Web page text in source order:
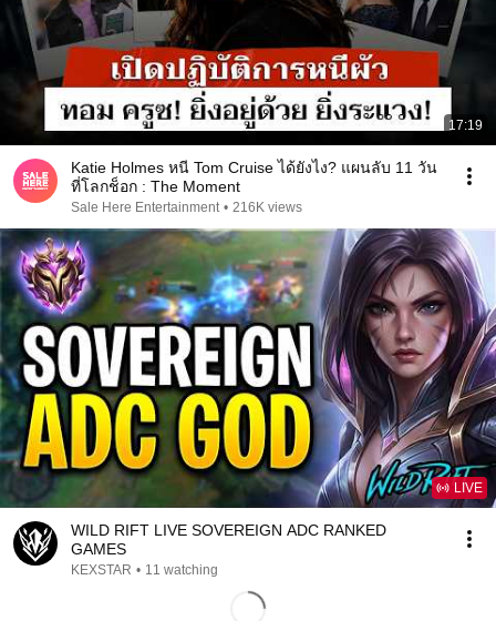
17:19
Katie Holmes หนี Tom Cruise ได้ยังไง? แผนลับ 11 วัน
ที่โลกช็อก : The Moment
Sale Here Entertainment • 216K views
LIVE
WILD RIFT LIVE SOVEREIGN ADC RANKED
GAMES
KEXSTAR • 11 watching